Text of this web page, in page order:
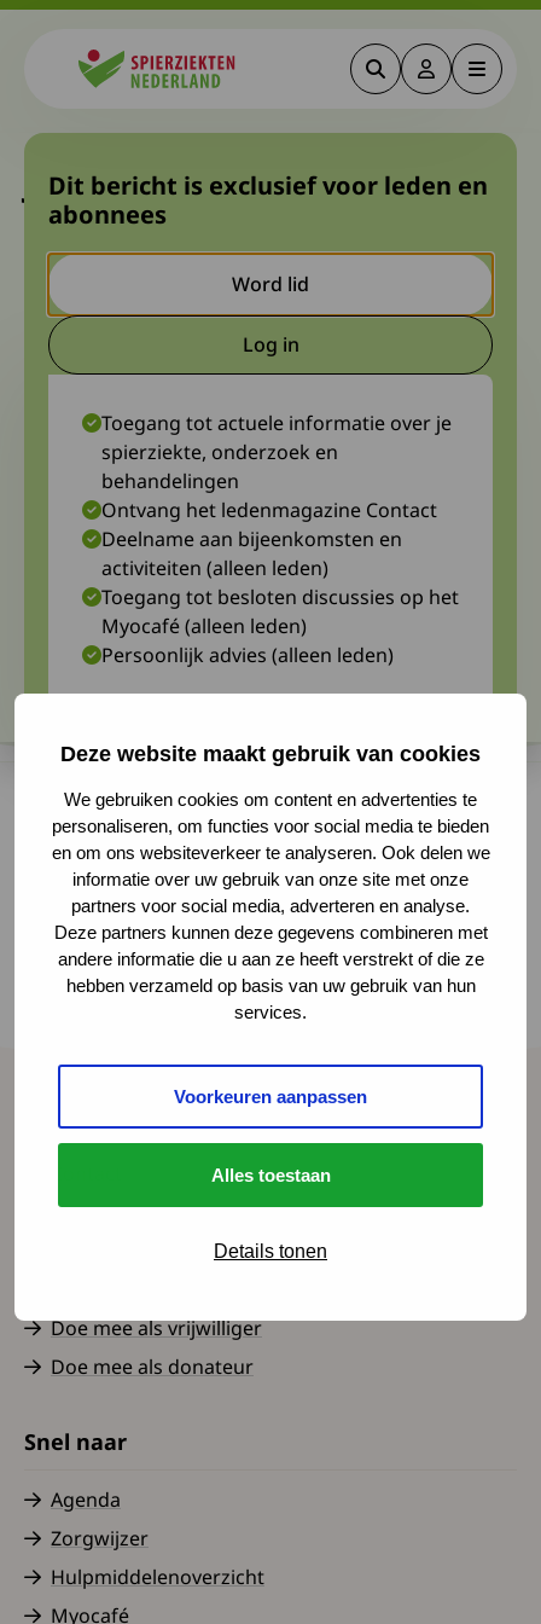
Deze website maakt gebruik van cookies
We gebruiken cookies om content en advertenties te
personaliseren, om functies voor social media te bieden
en om ons websiteverkeer te analyseren. Ook delen we
informatie over uw gebruik van onze site met onze
partners voor social media, adverteren en analyse.
Deze partners kunnen deze gegevens combineren met
andere informatie die u aan ze heeft verstrekt of die ze
hebben verzameld op basis van uw gebruik van hun
services.
Voorkeuren aanpassen
Alles toestaan
Details tonen
ZoekenDeze link
Menu
Jouw gegevens maken het
verschil
Diagnosewerkgroep myasthenieën
Om ervoor te zorgen dat kansen voor
onderzoek niet verloren gaan, is het belangrijk
dat we goed zicht hebben op (ouders van)
kinderen met myasthenia gravis of congenitale
myasthenie die mogelijk willen deelnemen aan
Over ons
Doe mee als vrijwilliger
Doe mee als donateur
Snel naar
Agenda
Zorgwijzer
Hulpmiddelenoverzicht
Myocafé
Dit bericht is exclusief voor leden en
abonnees
Word lid
Log inDeze link gaat naar een
Toegang tot actuele informatie over je
spierziekte, onderzoek en
behandelingen
Ontvang het ledenmagazine Contact
Deelname aan bijeenkomsten en
activiteiten (alleen leden)
Toegang tot besloten discussies op het
Myocafé (alleen leden)
Persoonlijk advies (alleen leden)